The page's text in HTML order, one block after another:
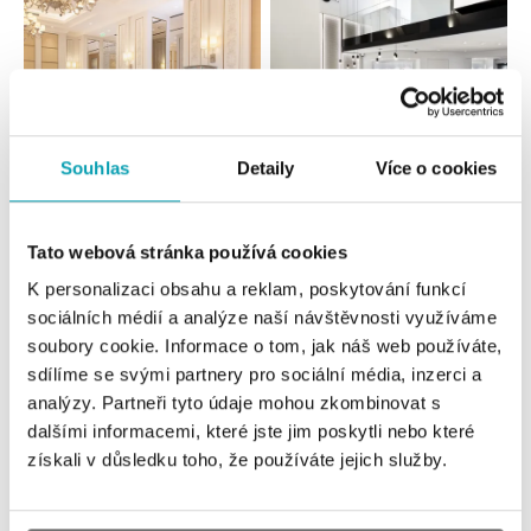
Souhlas Detaily Více o cookies
Tato webová stránka používá cookies
K personalizaci obsahu a reklam, poskytování funkcí
sociálních médií a analýze naší návštěvnosti využíváme
soubory cookie. Informace o tom, jak náš web používáte,
sdílíme se svými partnery pro sociální média, inzerci a
analýzy. Partneři tyto údaje mohou zkombinovat s
dalšími informacemi, které jste jim poskytli nebo které
získali v důsledku toho, že používáte jejich služby.
HALADA Pařížská, Praha
Pařížská 7, 110 00 Praha 1
dnes otevřeno od 10:00
HALADA Na Příkopě, Praha
Na Příkopě 16, 110 00 Praha 1